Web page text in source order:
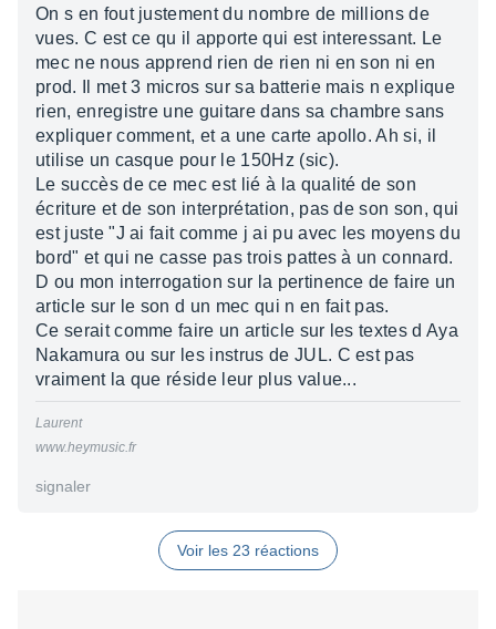
On s en fout justement du nombre de millions de
vues. C est ce qu il apporte qui est interessant. Le
mec ne nous apprend rien de rien ni en son ni en
prod. Il met 3 micros sur sa batterie mais n explique
rien, enregistre une guitare dans sa chambre sans
expliquer comment, et a une carte apollo. Ah si, il
utilise un casque pour le 150Hz (sic).
Le succès de ce mec est lié à la qualité de son
écriture et de son interprétation, pas de son son, qui
est juste "J ai fait comme j ai pu avec les moyens du
bord" et qui ne casse pas trois pattes à un connard.
D ou mon interrogation sur la pertinence de faire un
article sur le son d un mec qui n en fait pas.
Ce serait comme faire un article sur les textes d Aya
Nakamura ou sur les instrus de JUL. C est pas
vraiment la que réside leur plus value...
Laurent
www.heymusic.fr
signaler
Voir les 23 réactions